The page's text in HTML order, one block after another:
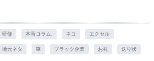
研修 本音コラム. ネコ エクセル
地元ネタ 車 ブラック企業 お礼 送り状